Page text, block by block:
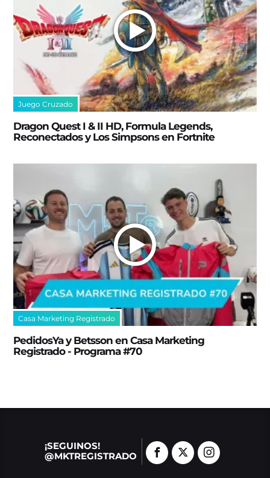
Juego Cruzado
Dragon Quest I & II HD, Formula Legends,
Reconectados y Los Simpsons en Fortnite
Casa Marketing Registrado
PedidosYa y Betsson en Casa Marketing
Registrado - Programa #70
¡SEGUINOS!
@MKTREGISTRADO